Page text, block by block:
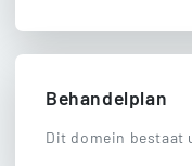
Behandelplan
Dit domein bestaat